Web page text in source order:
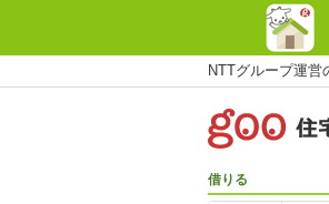
NTTグループ運営
借りる